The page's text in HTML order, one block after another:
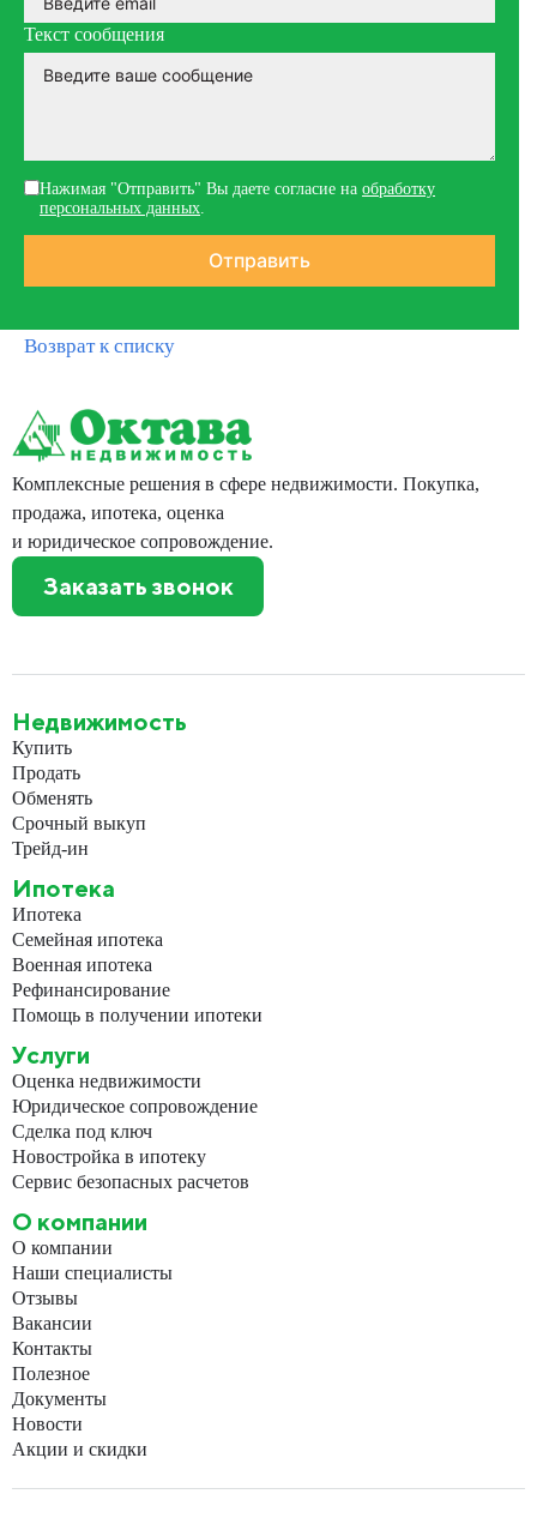
Текст сообщения
Нажимая "Отправить" Вы даете согласие на обработку
персональных данных
Возврат к списку
Комплексные решения в сфере недвижимости. Покупка,
продажа, ипотека, оценка
и юридическое сопровождение.
Заказать звонок
Недвижимость
Купить
Продать
Обменять
Срочный выкуп
Трейд-ин
Ипотека
Ипотека
Семейная ипотека
Военная ипотека
Рефинансирование
Помощь в получении ипотеки
Услуги
Оценка недвижимости
Юридическое сопровождение
Сделка под ключ
Новостройка в ипотеку
Сервис безопасных расчетов
О компании
О компании
Наши специалисты
Отзывы
Вакансии
Контакты
Полезное
Документы
Новости
Акции и скидки